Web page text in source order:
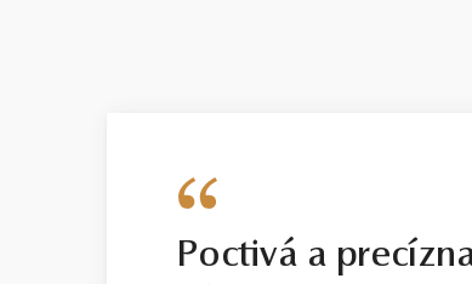
Poctivá a